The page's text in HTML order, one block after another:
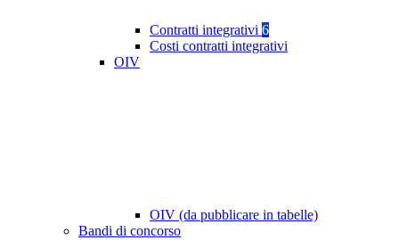
Contratti integrativi 6
Costi contratti integrativi
OIV
OIV (da pubblicare in tabelle)
Bandi di concorso